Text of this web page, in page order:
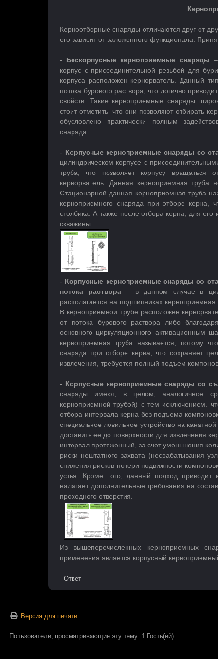
Керноотборные снаряды отличаются друг от
его зависит от заложенного функционала.
- Бескорпусные керноприемные снаряды
корпус с присоединительной резьбой для
корпуса расположен кернорватель. Данный
потока бурового раствора, что логично
свойств. Такие керноприемные снаряды
стоит отметить, что они позволяют отбирать
обусловлено практически полным
снаряда.
- Корпусные керноприемные снаряды со
цилиндрическом корпусе с
труба, что позволяет корпусу вращаться
кернорватель. Данная керноприемная труба
Стационарной данная керноприемная труба
керноприемного снаряда при отборе керна,
столбика. А также после отбора керна, для
скважины.
- Корпусные керноприемные снаряды со
потока раствора– в данном случае в
располагается на подшипниках
В керноприемной трубе расположен
от потока бурового раствора либо
основного циркуляционного активационным
керноприемная труба называется, потому
снаряда при отборе керна, что сохраняет
извлечения, требуется полный подъем
- Корпусные керноприемные снаряды со
снаряды имеют, в целом, аналогичное
керноприемной трубой) с тем исключением,
отбора интервала керна без подъема
специальное ловильное устройство на
доставить ее до поверхности для извлечения
интервал протяженный, за счет уменьшения
риски нештатного захвата (несрабатывания
снижения рисков потери подвижности
устья. Кроме того, данный подход
налагает дополнительные требования на
проходного отверстия.
Из вышеперечисленных керноприемных
применения является корпусный
Ответ
Версия для печати
Пользователи, просматривающие эту тему: 1 Гость(ей)